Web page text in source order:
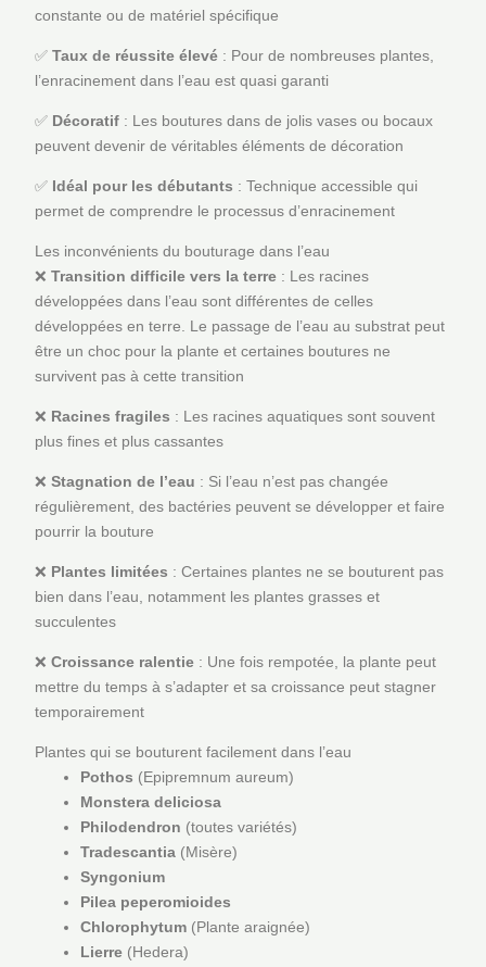
constante ou de matériel spécifique
✅ Taux de réussite élevé: Pour de nombreuses plantes,
l’enracinement dans l’eau est quasi garanti
✅ Décoratif: Les boutures dans de jolis vases ou bocaux
peuvent devenir de véritables éléments de décoration
✅ Idéal pour les débutants : Technique accessible qui
permet de comprendre le processus d’enracinement
Les inconvénients du bouturage dans l’eau
❌ Transition difficile vers la terre: Les racines
développées dans l’eau sont différentes de celles
développées en terre. Le passage de l’eau au substrat peut
être un choc pour la plante et certaines boutures ne
survivent pas à cette transition
❌ Racines fragiles : Les racines aquatiques sont souvent
plus fines et plus cassantes
❌ Stagnation de l’eau : Si l’eau n’est pas changée
régulièrement, des bactéries peuvent se développer et faire
pourrir la bouture
❌ Plantes limitées : Certaines plantes ne se bouturent pas
bien dans l’eau, notamment les plantes grasses et
succulentes
❌ Croissance ralentie: Une fois rempotée, la plante peut
mettre du temps à s’adapter et sa croissance peut stagner
temporairement
Plantes qui se bouturent facilement dans l’eau
Pothos (Epipremnum aureum)
Monstera deliciosa
Philodendron (toutes variétés)
Tradescantia(Misère)
Syngonium
Pilea peperomioides
Chlorophytum(Plante araignée)
Lierre(Hedera)